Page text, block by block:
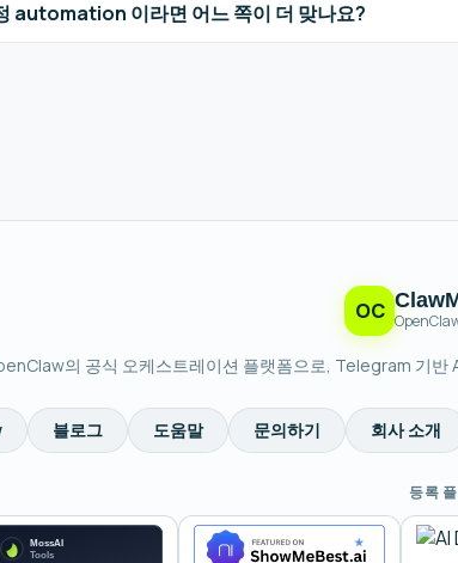
automation 이라면 어느 쪽이 더 맞나요?
OC
의 공식 오케스트레이션 플랫폼으로, Telegram 기반
블로그 도움말 문의하기 회사 소개
등록